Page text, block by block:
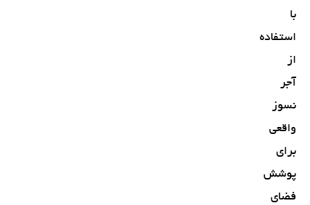
با
استفاده
از
آجر
نسوز
واقعی
برای
پوشش
فضای